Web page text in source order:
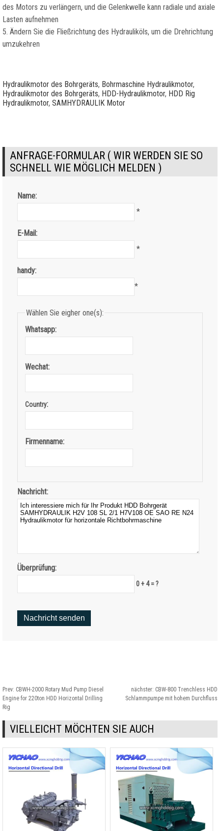
des Motors zu verlängern, und die Gelenkwelle kann radiale und axiale
Lasten aufnehmen
5. Ändern Sie die Fließrichtung des Hydrauliköls, um die Drehrichtung
umzukehren
Hydraulikmotor des Bohrgeräts, Bohrmaschine Hydraulikmotor,
Hydraulikmotor des Bohrgeräts, HDD-Hydraulikmotor, HDD Rig
Hydraulikmotor, SAMHYDRAULIK Motor
ANFRAGE-FORMULAR ( WIR WERDEN SIE SO
SCHNELL WIE MÖGLICH MELDEN )
Name:
*
E-Mail:
*
handy:
*
Wählen Sie eigher one(s):
Whatsapp:
Wechat:
Country:
Firmenname:
Nachricht:
Überprüfung:
0 + 4 = ?
Prev: CBWH-2000 Rotary Mud Pump Diesel
Engine for 220ton HDD Horizontal Drilling
Rig
nächster: CBW-800 Trenchless HDD
Schlammpumpe mit hohem Durchfluss
VIELLEICHT MÖCHTEN SIE AUCH